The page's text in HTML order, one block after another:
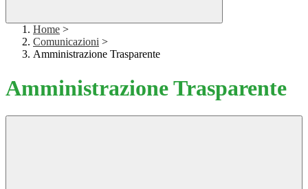
Home >
Comunicazioni >
Amministrazione Trasparente
Amministrazione Trasparente